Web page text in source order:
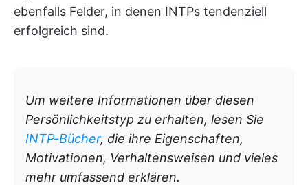
ebenfalls Felder, in denen INTPs tendenziell
erfolgreich sind.
Um weitere Informationen über diesen
Persönlichkeitstyp zu erhalten, lesen Sie
INTP-Bücher, die ihre Eigenschaften,
Motivationen, Verhaltensweisen und vieles
mehr umfassend erklären.